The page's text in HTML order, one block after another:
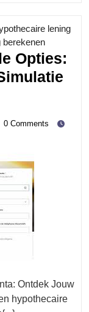
lening
berekenenCategory
Opties:
0 Comments
hypothecaire